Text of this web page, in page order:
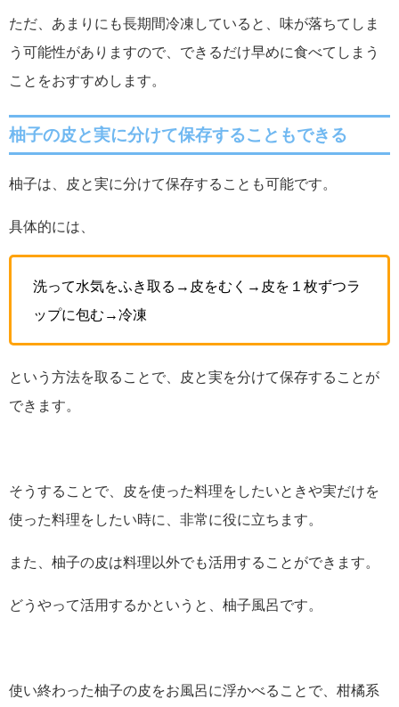
ただ、あまりにも長期間冷凍していると、味が落ちてしま
う可能性がありますので、できるだけ早めに食べてしまう
ことをおすすめします。
柚子の皮と実に分けて保存することもできる
柚子は、皮と実に分けて保存することも可能です。
具体的には、
洗って水気をふき取る→皮をむく→皮を１枚ずつラ
ップに包む→冷凍
という方法を取ることで、皮と実を分けて保存することが
できます。
そうすることで、皮を使った料理をしたいときや実だけを
使った料理をしたい時に、非常に役に立ちます。
また、柚子の皮は料理以外でも活用することができます。
どうやって活用するかというと、柚子風呂です。
使い終わった柚子の皮をお風呂に浮かべることで、柑橘系